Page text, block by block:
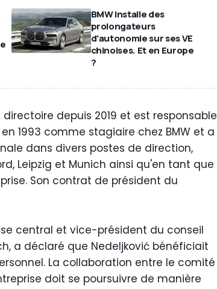
BMW installe des
prolongateurs
d'autonomie sur ses VE
chinoises. Et en Europe
?
depuis 2019 et est responsable
1993 comme stagiaire chez BMW et a
dans divers postes de direction,
Leipzig et Munich ainsi qu'en tant que
Son contrat de président du
central et vice-président du conseil
a déclaré que Nedeljković bénéficiait
La collaboration entre le comité
doit se poursuivre de manière